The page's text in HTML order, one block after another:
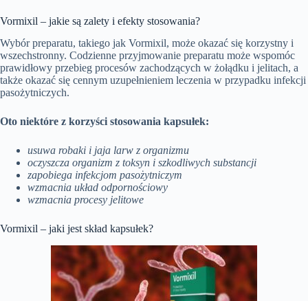
Vormixil – jakie są zalety i efekty stosowania?
Wybór preparatu, takiego jak Vormixil, może okazać się korzystny i
wszechstronny. Codzienne przyjmowanie preparatu może wspomóc
prawidłowy przebieg procesów zachodzących w żołądku i jelitach, a
także okazać się cennym uzupełnieniem leczenia w przypadku infekcji
pasożytniczych.
Oto niektóre z korzyści stosowania kapsułek:
usuwa robaki i jaja larw z organizmu
oczyszcza organizm z toksyn i szkodliwych substancji
zapobiega infekcjom pasożytniczym
wzmacnia układ odpornościowy
wzmacnia procesy jelitowe
Vormixil – jaki jest skład kapsułek?